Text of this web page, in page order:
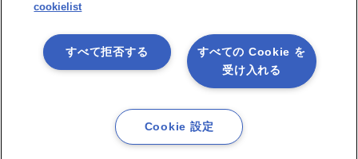
ソーシャルメディア
Copyright©1998 -2026 Asteria Corporation. All Rights Reserved.
cookielist
すべての Cookie を
受け入れる
すべて拒否する
Cookie 設定